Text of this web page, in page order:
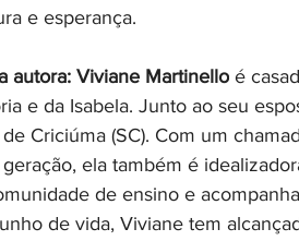
e esperança.
autora: Viviane Martinello é
e da Isabela. Junto ao seu
Criciúma (SC). Com um
ela também é
de ensino e
de vida, Viviane tem